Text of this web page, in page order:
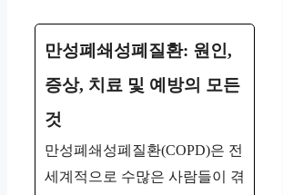
만성폐쇄성폐질환: 원인,
증상, 치료 및 예방의 모든
것
만성폐쇄성폐질환(COPD)은 전
세계적으로 수많은 사람들이 겪